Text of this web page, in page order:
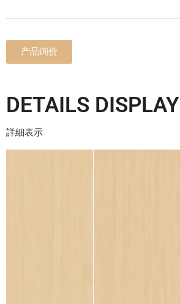
产品询价
DETAILS DISPLAY
詳細表示